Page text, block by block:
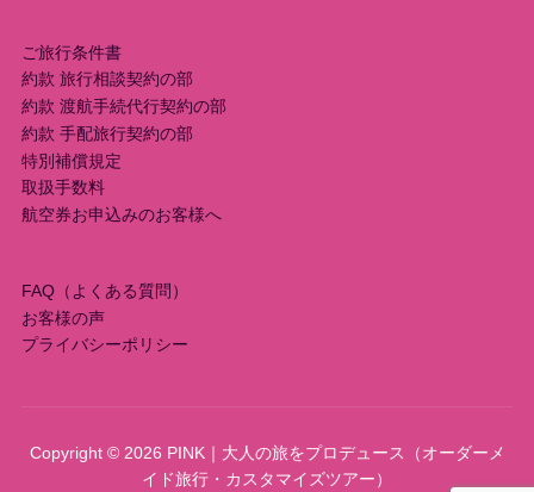
ご旅行条件書
約款 旅行相談契約の部
約款 渡航手続代行契約の部
約款 手配旅行契約の部
特別補償規定
取扱手数料
航空券お申込みのお客様へ
FAQ（よくある質問）
お客様の声
プライバシーポリシー
Copyright © 2026 PINK｜大人の旅をプロデュース（オーダーメ
イド旅行・カスタマイズツアー）